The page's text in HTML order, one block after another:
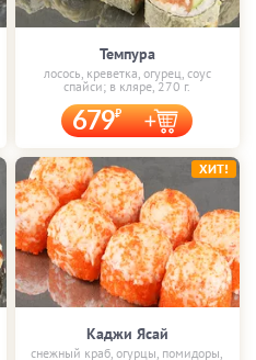
Темпура
лосось, креветка, огурец, соус
спайси; в кляре, 270 г.
679
Каджи Ясай
снежный краб, огурцы, помидоры,
ХИТ!